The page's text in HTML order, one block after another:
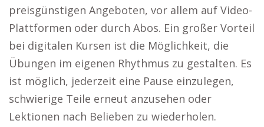
preisgünstigen Angeboten, vor allem auf Video-
Plattformen oder durch Abos. Ein großer Vorteil
bei digitalen Kursen ist die Möglichkeit, die
Übungen im eigenen Rhythmus zu gestalten. Es
ist möglich, jederzeit eine Pause einzulegen,
schwierige Teile erneut anzusehen oder
Lektionen nach Belieben zu wiederholen.